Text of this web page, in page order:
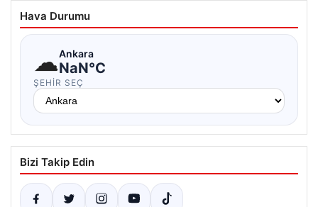
Hava Durumu
☁Ankara
NaN°C
ŞEHIR SEÇ
Bizi Takip Edin